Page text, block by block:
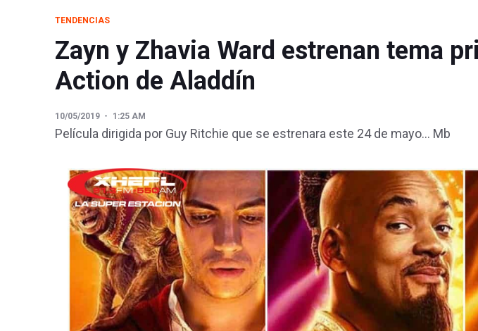
TENDENCIAS
Zayn y Zhavia Ward estrenan tema
Action de Aladdín
10/05/2019 1:25 AM
Película dirigida por Guy Ritchie que se estrenara este 24 de mayo… Mb